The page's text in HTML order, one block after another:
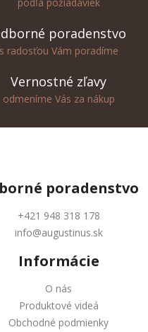
poradenstvo
s radosťou Vám poradíme
Vernostné zľavy
odmeníme Vás za nákup
poradenstvo
+421 948 318 178
info@augustinus.sk
Informácie
O nás
Produktové videá
Obchodné podmienky